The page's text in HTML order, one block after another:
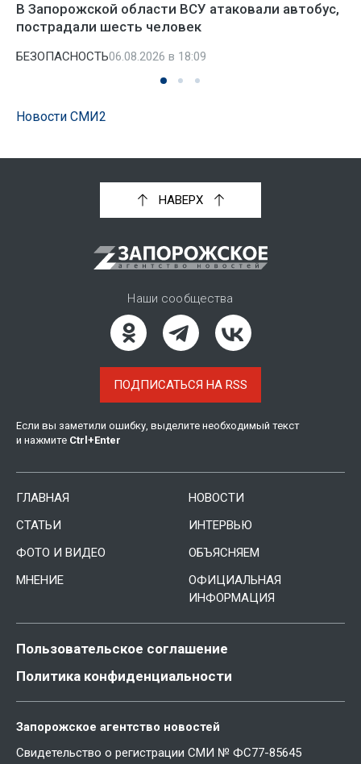
В Запорожской области ВСУ атаковали автобус,
пострадали шесть человек
БЕЗОПАСНОСТЬ06.08.2026 в 18:09
Новости СМИ2
НАВЕРХ
Наши сообщества
ПОДПИСАТЬСЯ НА RSS
Если вы заметили ошибку, выделите необходимый текст
и нажмите Ctrl +Enter
ГЛАВНАЯ
НОВОСТИ
СТАТЬИ
ИНТЕРВЬЮ
ФОТО И ВИДЕО
ОБЪЯСНЯЕМ
МНЕНИЕ
ОФИЦИАЛЬНАЯ
ИНФОРМАЦИЯ
Пользовательское соглашение
Политика конфиденциальности
Запорожское агентство новостей
Свидетельство о регистрации СМИ № ФС77-85645